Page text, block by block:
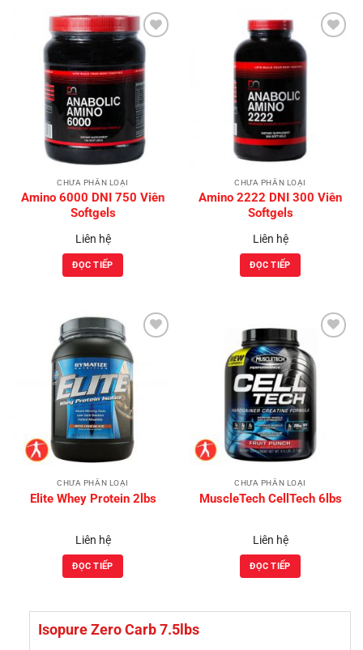
Add to
Wishlist
CHƯA PHÂN LOẠI
Amino 6000 DNI 750 Viên
Softgels
Liên hệ
ĐỌC TIẾP
CHƯA PHÂN LOẠI
Amino 2222 DNI 300 Viên
Softgels
Liên hệ
ĐỌC TIẾP
Wishlist
CHƯA PHÂN LOẠI
Elite Whey Protein 2lbs
Liên hệ
ĐỌC TIẾP
Add to
Wishlist
CHƯA PHÂN LOẠI
MuscleTech CellTech 6lbs
Liên hệ
ĐỌC TIẾP
Isopure Zero Carb 7.5lbs